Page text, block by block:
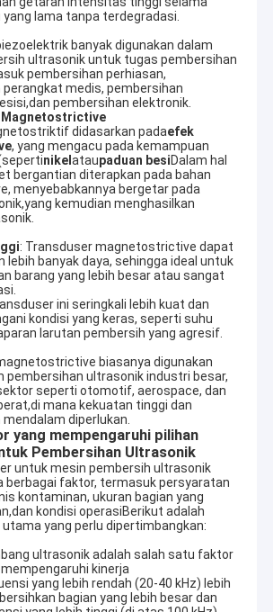
lama tanpa terdegradasi.
banyak digunakan dalam
ultrasonik untuk tugas pembersihan
pembersihan perhiasan,
medis, pembersihan
pembersihan elektronik.
didasarkan padaefek
, yang mengacu pada kemampuan
nikel ataupaduan besiDalam hal
bergantian diterapkan pada bahan
menyebabkannya bergetar pada
kemudian menghasilkan
: Transduser magnetostrictive dapat
lebih banyak daya, sehingga ideal untuk
barang yang lebih besar atau sangat
ini seringkali lebih kuat dan
kondisi yang keras, seperti suhu
larutan pembersih yang agresif.
biasanya digunakan
pembersihan ultrasonik industri besar,
seperti otomotif, aerospace, dan
mana kekuatan tinggi dan
diperlukan.
yang mempengaruhi pilihan
Pembersihan Ultrasonik
untuk mesin pembersih ultrasonik
berbagai faktor, termasuk persyaratan
kontaminan, ukuran bagian yang
kondisi operasiBerikut adalah
yang perlu dipertimbangkan:
ultrasonik adalah salah satu faktor
kinerja
yang lebih rendah (20-40 kHz) lebih
bagian yang lebih besar dan
Ultrasonic Cleaning Equipment Co.,
profesional dengan 20 tahun pengalaman
ultrasonik.kami mengkhususkan
dan memproduksi berbagai mesin
standar, serta sistem pembersih non-
dengan kebutuhan industri yang unik.
dan dukungan jangka panjang dari
terus berinovasi dan bertujuan untuk
sekedar peralatan. Kami menyediakan
lengkap yang membantu mitra kami
berkualitas tinggi dan solusi
yang mencakup 12 seri
utama, termasuk tetapi tidak terbatas